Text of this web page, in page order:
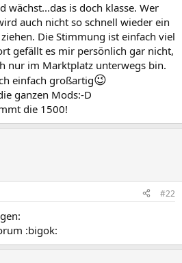
wächst...das is doch klasse. Wer
auch nicht so schnell wieder ein
Die Stimmung ist einfach viel
gefällt es mir persönlich gar nicht,
nur im Marktplatz unterwegs bin.
einfach großartig😉
ganzen Mods:-D
die 1500!
#22
:bigok: